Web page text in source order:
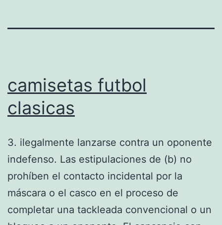
camisetas futbol
clasicas
3. ilegalmente lanzarse contra un oponente
indefenso. Las estipulaciones de (b) no
prohíben el contacto incidental por la
máscara o el casco en el proceso de
completar una tackleada convencional o un